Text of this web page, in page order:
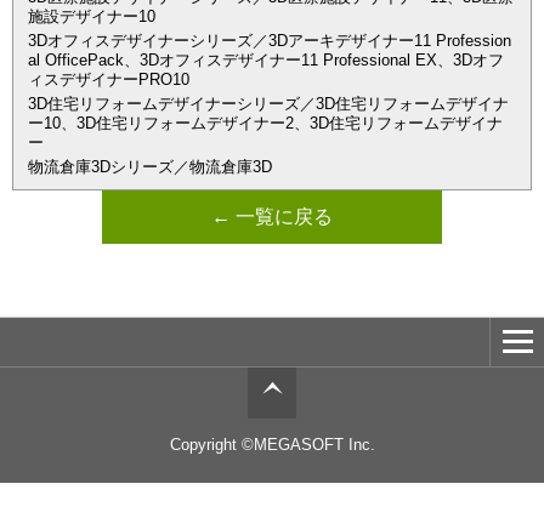
施設デザイナー10
3Dオフィスデザイナーシリーズ／3Dアーキデザイナー11 Profession
al OfficePack、3Dオフィスデザイナー11 Professional EX、3Dオフ
ィスデザイナーPRO10
3D住宅リフォームデザイナーシリーズ／3D住宅リフォームデザイナ
ー10、3D住宅リフォームデザイナー2、3D住宅リフォームデザイナ
ー
物流倉庫3Dシリーズ／物流倉庫3D
← 一覧に戻る
Copyright ©MEGASOFT Inc.